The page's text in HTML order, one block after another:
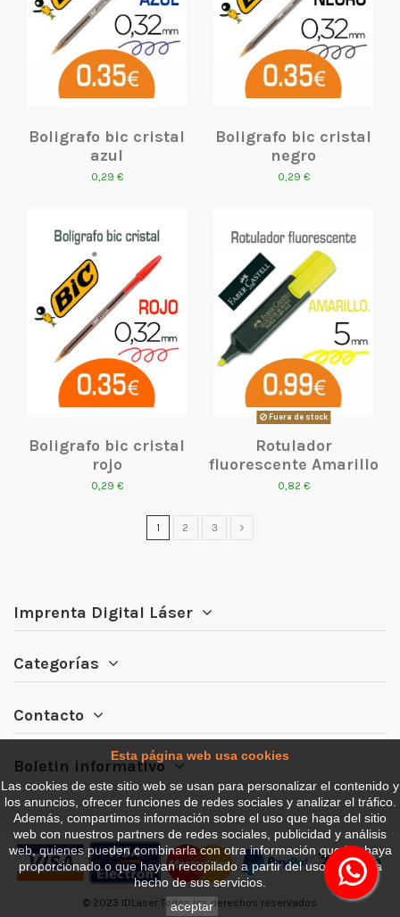
Boligrafo bic cristal
azul
0,29 €
Boligrafo bic cristal
negro
0,29 €
Boligrafo bic cristal
rojo
0,29 €
Fuera de stock
Rotulador
fluorescente Amarillo
0,82 €
1 2 3
Imprenta Digital Láser
Categorías
Contacto
Esta página web usa cookies
Las cookies de este sitio web se usan para personalizar el contenido y
los anuncios, ofrecer funciones de redes sociales y analizar el tráfico.
Además, compartimos información sobre el uso que haga del sitio
web con nuestros partners de redes sociales, publicidad y análisis
web, quienes pueden combinarla con otra información que les haya
proporcionado o que hayan recopilado a partir del uso que haya
hecho de sus servicios.
aceptar
Boletin informativo
© 2023 IDLaser Todos los derechos reservados